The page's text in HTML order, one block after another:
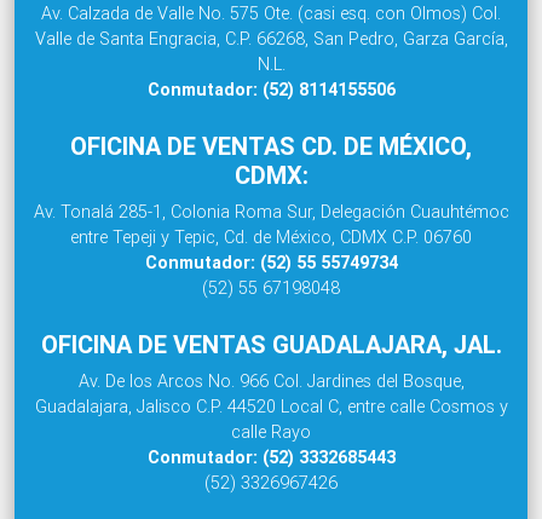
Av. Calzada de Valle No. 575 Ote. (casi esq. con Olmos) Col.
Valle de Santa Engracia, C.P. 66268, San Pedro, Garza García,
N.L.
Conmutador: (52) 8114155506
OFICINA DE VENTAS CD. DE MÉXICO,
CDMX:
Av. Tonalá 285-1, Colonia Roma Sur, Delegación Cuauhtémoc
entre Tepeji y Tepic, Cd. de México, CDMX C.P. 06760
Conmutador: (52) 55 55749734
(52) 55 67198048
OFICINA DE VENTAS GUADALAJARA, JAL.
Av. De los Arcos No. 966 Col. Jardines del Bosque,
Guadalajara, Jalisco C.P. 44520 Local C, entre calle Cosmos y
calle Rayo
Conmutador: (52) 3332685443
(52) 3326967426